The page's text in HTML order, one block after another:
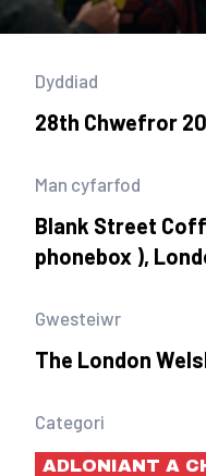
Dyddiad
28th Chwefror
Man cyfarfod
Blank Street
phonebox ),
Gwesteiwr
The London
Categori
ADLONIANT A